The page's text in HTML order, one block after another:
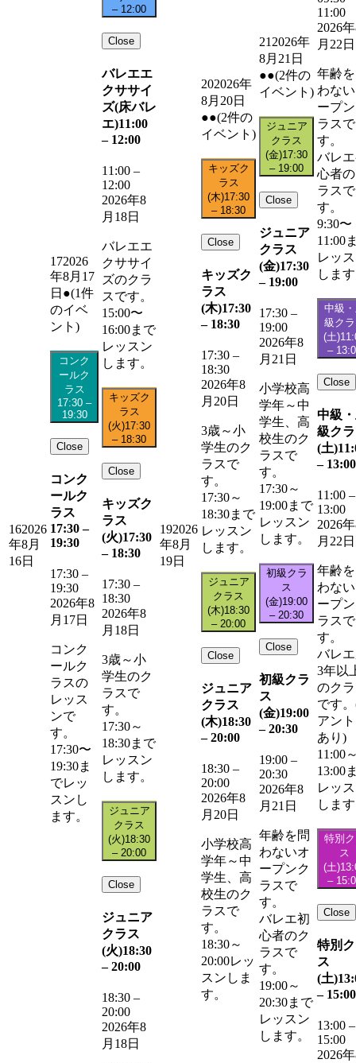
162026
年8月
16日
172026
年8月17
日 ●(1件
のイベ
ント)
コンク
ールク
ラス
17:30 –
19:30
Close
コンク
ールク
ラス
17:30 –
19:30
17:30 –
19:30
2026年8
月17日
コンク
ールク
ラスの
レッス
ンで
す。
17:30〜
19:30ま
でレッ
スンし
ます。
– 12:00
Close
バレエエ
クササイ
ズ(床バレ
エ)11:00
– 12:00
11:00 –
12:00
2026年8
月18日
バレエエ
クササイ
ズのクラ
スです。
15:00〜
16:00まで
レッスン
します。
キッズク
ラス
(火)17:30
– 18:30
Close
キッズク
ラス
(火)17:30
– 18:30
17:30 –
18:30
2026年8
月18日
3歳～小
学生のク
ラスで
す。
17:30～
18:30まで
レッスン
します。
ジュニア
クラス
(火)18:30
– 20:00
Close
ジュニア
クラス
(火)18:30
– 20:00
18:30 –
20:00
2026年8
月18日
192026
年8月
19日
202026年
8月20日
●●(2件の
イベント)
キッズク
ラス
(木)17:30
– 18:30
Close
キッズク
ラス
(木)17:30
– 18:30
17:30 –
18:30
2026年8
月20日
3歳～小
学生のク
ラスで
す。
17:30～
18:30まで
レッスン
します。
ジュニア
クラス
(木)18:30
– 20:00
Close
ジュニア
クラス
(木)18:30
– 20:00
18:30 –
20:00
2026年8
月20日
小学校高
学年～中
学生、高
校生のク
ラスで
す。
18:30～
20:00レッ
スンしま
す。
21 2026年
8月21日
●●(2件の
イベント)
ジュニア
クラス
(金)17:30
– 19:00
Close
ジュニア
クラス
(金)17:30
– 19:00
17:30 –
19:00
2026年8
月21日
小学校高
学年～中
学生、高
校生のク
ラスで
す。
17:30～
19:00まで
レッスン
します。
初級クラ
ス
(金)19:00
– 20:30
Close
初級クラ
ス
(金)19:00
– 20:30
19:00 –
20:30
2026年8
月21日
年齢を問
わないオ
ープンク
ラスで
す。
バレエ初
心者のク
ラスで
す。
19:00～
20:30まで
レッスン
します。
11:00
2026
月22日
年齢
わな
ープ
ラスで
す。
バレ
心者
ラスで
す。
9:30〜
11:00
レッ
しま
中級
級ク
(土)
–
Close
中級
級ク
(土)
– 13:00
11:00 –
13:00
2026
月22日
年齢
わな
ープ
ラスで
す。
バレ
3年以
のク
です
アン
あり)
11:00
13:00
レッ
しま
特別
ス
(土)
–
Close
特別
ス
(土)
– 15:00
13:00 –
15:00
2026